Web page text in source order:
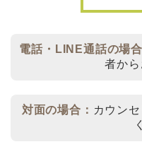
電話・LINE通話の場合
者か
対面の場合： カウン